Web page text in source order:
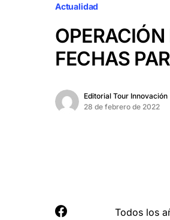
Actualidad
FECHAS
Editorial Tour Innovación
28 de febrero de 2022
Todos los